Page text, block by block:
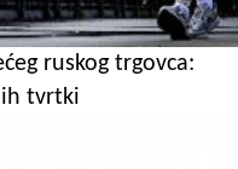
ruskog trgovca:
tvrtki